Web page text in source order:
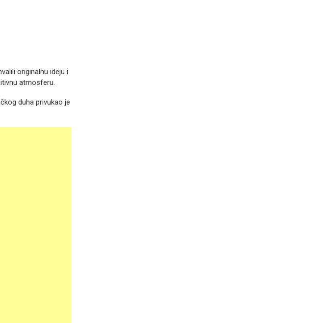
originalnu ideju i
atmosferu.
duha privukao je